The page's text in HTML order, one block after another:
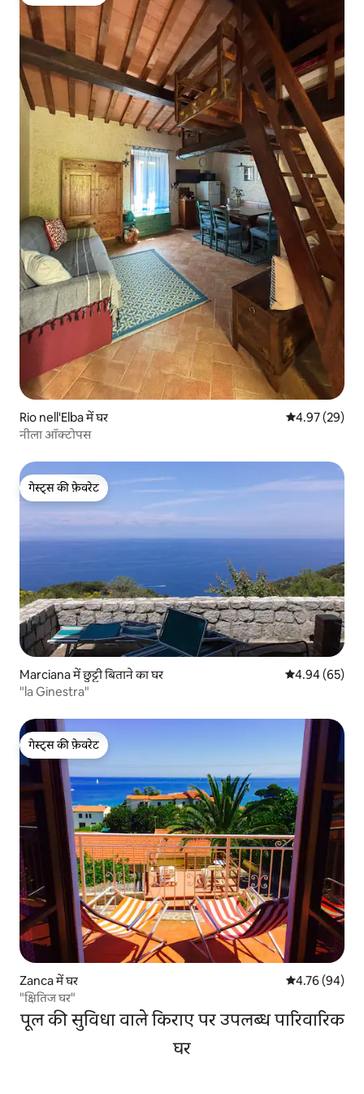
Rio nell'Elba में घर औसत रेटिंग 5 में
4.97 (29)
नीला ऑक्टोपस
गेस्ट्स की फ़ेवरेट
गेस्ट्स की फ़ेवरेट
Marciana में छुट्टी बिताने का घर औसत रेटिंग 5 में
4.94 (65)
"la Ginestra"
गेस्ट्स की फ़ेवरेट
गेस्ट्स की फ़ेवरेट
Zanca में घर औसत रेटिंग 5 में
4.76 (94)
"क्षितिज घर"
पूल की सुविधा वाले किराए पर उपलब्ध पारिवारिक
घर